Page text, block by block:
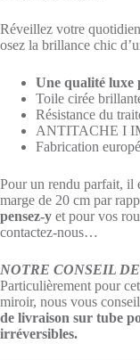
Réveillez votre
osez la brillance chic
Une qualité luxe
Toile cirée
Résistance du
ANTITACHE I
Fabrication
Pour un rendu parfait, il
marge de 20 cm par
pensez-y et pour vos
contactez-nous…
NOTRE CONSEIL
Particulièrement pour
miroir, nous vous
de livraison sur tube
irréversibles.